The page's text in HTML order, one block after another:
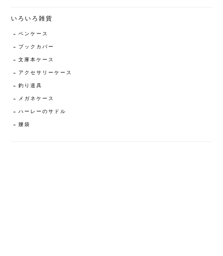
いろいろ雑貨
ペンケース
ブックカバー
文庫本ケース
アクセサリーケース
釣り道具
メガネケース
ハーレーのサドル
腰袋